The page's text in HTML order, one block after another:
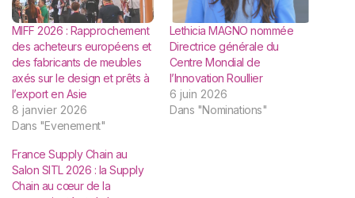
MIFF 2026 : Rapprochement
des acheteurs européens et
des fabricants de meubles
axés sur le design et prêts à
l’export en Asie
8 janvier 2026
Dans "Evenement"
Lethicia MAGNO nommée
Directrice générale du
Centre Mondial de
l’Innovation Roullier
6 juin 2026
Dans "Nominations"
France Supply Chain au
Salon SITL 2026 : la Supply
Chain au cœur de la